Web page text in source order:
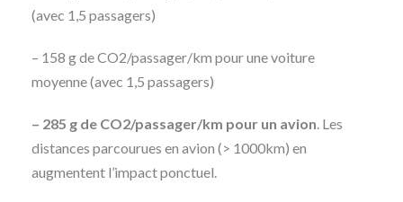
(avec 1,5 passagers)
– 158 g de CO2/passager/km pour une voiture
moyenne (avec 1,5 passagers)
– 285 g de CO2/passager/km pour un avion. Les
distances parcourues en avion (> 1000km) en
augmentent l’impact ponctuel.